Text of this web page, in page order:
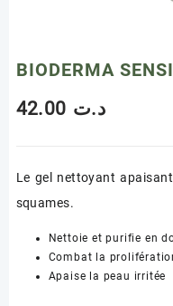
BIODERMA
د.ت
Le gel nettoyant
squames.
Nettoie et purifie en
Combat la
Apaise la peau irritée